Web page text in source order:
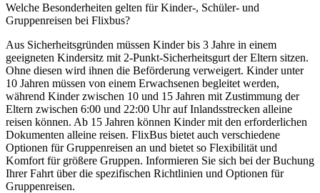
Welche Besonderheiten gelten für Kinder-, Schüler- und
Gruppenreisen bei Flixbus?
Aus Sicherheitsgründen müssen Kinder bis 3 Jahre in einem
geeigneten Kindersitz mit 2-Punkt-Sicherheitsgurt der Eltern sitzen.
Ohne diesen wird ihnen die Beförderung verweigert. Kinder unter
10 Jahren müssen von einem Erwachsenen begleitet werden,
während Kinder zwischen 10 und 15 Jahren mit Zustimmung der
Eltern zwischen 6:00 und 22:00 Uhr auf Inlandsstrecken alleine
reisen können. Ab 15 Jahren können Kinder mit den erforderlichen
Dokumenten alleine reisen. FlixBus bietet auch verschiedene
Optionen für Gruppenreisen an und bietet so Flexibilität und
Komfort für größere Gruppen. Informieren Sie sich bei der Buchung
Ihrer Fahrt über die spezifischen Richtlinien und Optionen für
Gruppenreisen.